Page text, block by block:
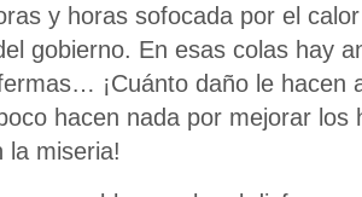
y horas sofocada por el
gobierno. En esas colas hay
¡Cuánto daño le hacen
hacen nada por mejorar los
la miseria!